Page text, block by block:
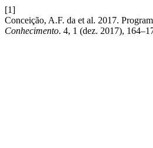
[1]
Conceição, A.F. da et al. 2017.
Conhecimento. 4, 1 (dez. 2017),